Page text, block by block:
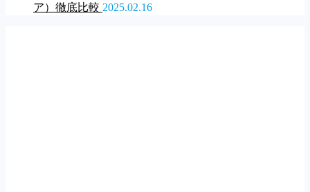
ア）徹底比較 2025.02.16